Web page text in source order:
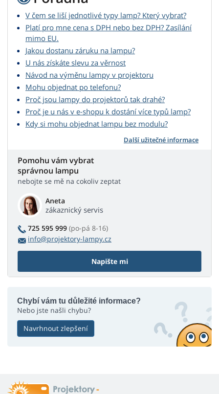
V čem se liší jednotlivé typy lamp? Který vybrat?
Platí pro mne cena s DPH nebo bez DPH? Zasílání
mimo EU.
Jakou dostanu záruku na lampu?
U nás získáte slevu za věrnost
Návod na výměnu lampy v projektoru
Mohu objednat po telefonu?
Proč jsou lampy do projektorů tak drahé?
Proč je u nás v e-shopu k dostání více typů lamp?
Kdy si mohu objednat lampu bez modulu?
Další užitečné informace
Pomohu vám vybrat
správnou lampu
nebojte se mě na cokoliv zeptat
Aneta
zákaznický servis
725 595 999 (po-pá 8-16)
info@projektory-lampy.cz
Napište mi
Chybí vám tu důležité informace?
Nebo jste našli chybu?
Navrhnout zlepšení